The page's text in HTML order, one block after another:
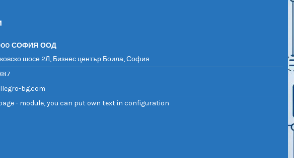
СОФИЯ ООД
шосе 2Л, Бизнес център Боила, София
bg.com
- module, you can put own text in configuration